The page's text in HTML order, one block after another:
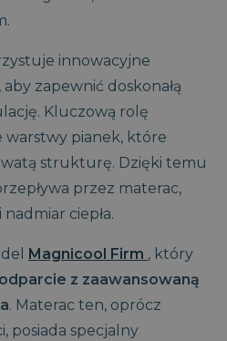
innowacyjne
zapewnić doskonałą
Kluczową rolę
pianek, które
strukturę. Dzięki temu
przez materac,
ciepła.
Magnicool Firm , który
z zaawansowaną
. Materac ten, oprócz
posiada specjalny